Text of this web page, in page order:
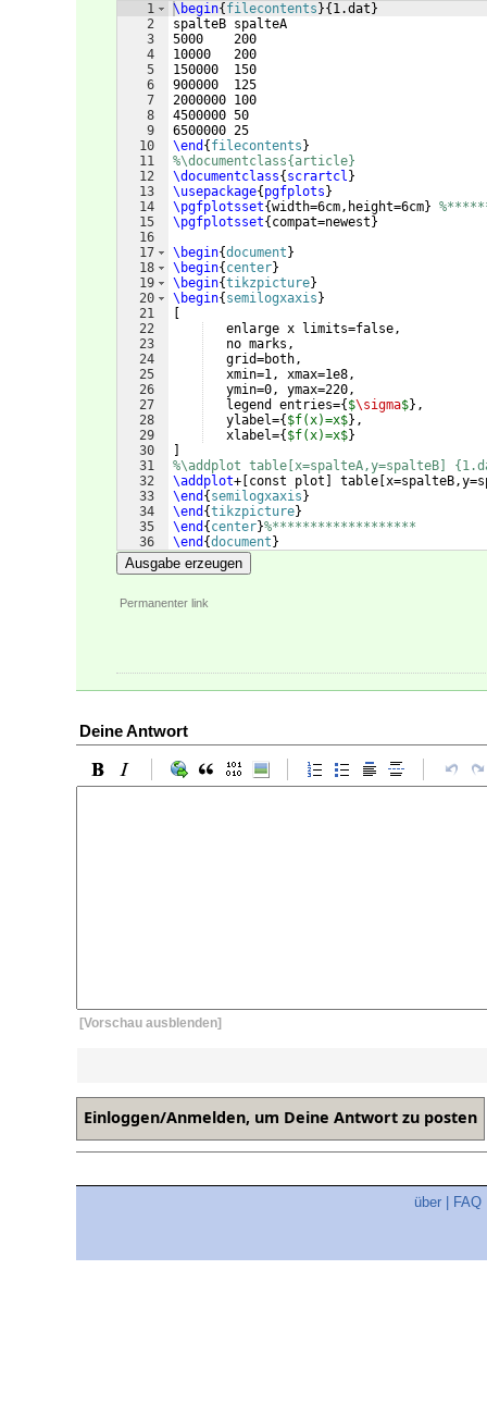
1
2
3
4
5
6
7
8
9
10
11
12
13
14
15
16
17
18
19
20
21
22
23
24
25
26
27
28
29
30
31
32
33
34
35
36
\begin{ filecontents }{ 1.dat }
spalteB spalteA
5000    200
10000   200
150000  150
900000  125
2000000 100
4500000 50
6500000 25
\end { filecontents }
%\documentclass{article}
\documentclass{ scrartcl }
\usepackage{ pgfplots }
\pgfplotsset{width=6cm,height=6cm}
\pgfplotsset{ compat=newest }
\begin{document }
\begin{ center}
\begin{tikzpicture}
\begin{ semilogxaxis }
   enlarge x limits=false,
   no marks,
   grid=both,
   xmin=1, xmax=1e8,
   ymin=0, ymax=220,
   legend entries=
{ $\sigma$} ,
   ylabel=
{ $f(x)=x$} ,
   xlabel=
{ $f(x)=x$}
%\addplot table[x=spalteA,y=spalteB]
\addplot+ const plot table
\end { semilogxaxis }
\end {tikzpicture}
\end { center}%*******************
\end {document }
Ausgabe erzeugen
Permanenter link
Deine Antwort
[Vorschau ausblenden]
über FAQ